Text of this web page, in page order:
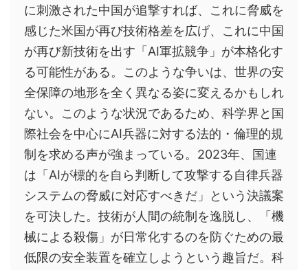
に刺激された中国が追撃すれば、これに脅威を
感じた米国が再び技術格差を広げ、これに中国
が再び新技術を出す「AI軍拡競争」が本格化す
る可能性がある。このような争いは、世界の安
全保障の地形を全く異なる姿に変えるかもしれ
ない。このような状況であるため、科学界と国
際社会を中心にAI兵器に対する法的・倫理的規
制を求める声が強まっている。2023年、国連
は「AIが標的を自ら判断して攻撃する自律兵器
システムの脅威に対応すべきだ」という決議案
を可決した。技術が人間の統制を逸脱し、「機
械による殺傷」が日常化するのを防ぐための最
低限の安全装置を確立しようという趣旨だ。科